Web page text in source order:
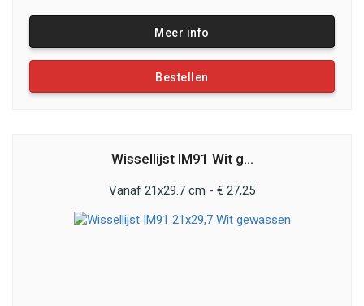
Meer info
Bestellen
Wissellijst IM91 Wit g...
Vanaf 21x29.7 cm - € 27,25